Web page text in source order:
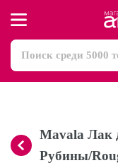
Mavala Лак
Рубины/